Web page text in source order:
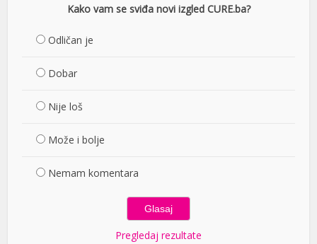
Kako vam se sviđa novi izgled CURE.ba?
Odličan je
Dobar
Nije loš
Može i bolje
Nemam komentara
Pregledaj rezultate